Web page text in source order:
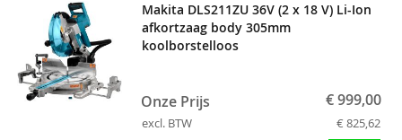
Makita DLS211ZU 36V (2 x 18 V) Li-Ion
afkortzaag body 305mm
koolborstelloos
Onze Prijs € 999,00
excl. BTW € 825,62